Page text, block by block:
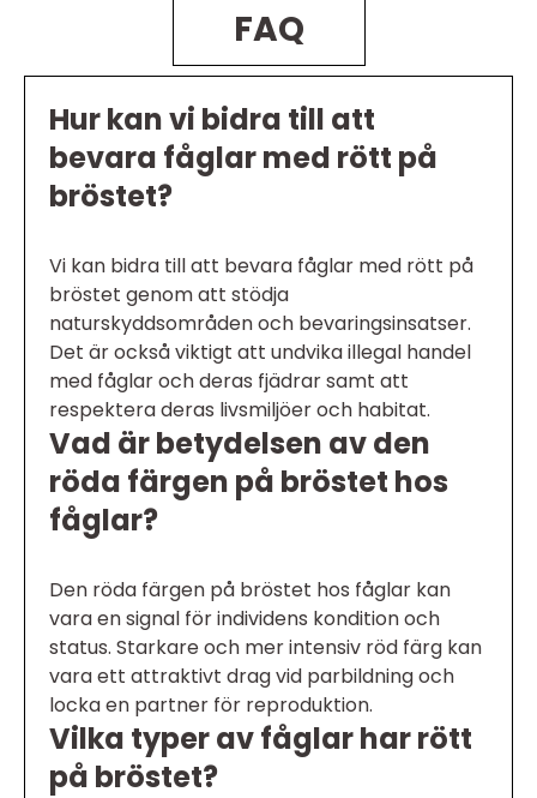
FAQ
Hur kan vi bidra till att
bevara fåglar med rött på
bröstet?
Vi kan bidra till att bevara fåglar med rött på
bröstet genom att stödja
naturskyddsområden och bevaringsinsatser.
Det är också viktigt att undvika illegal handel
med fåglar och deras fjädrar samt att
respektera deras livsmiljöer och habitat.
Vad är betydelsen av den
röda färgen på bröstet hos
fåglar?
Den röda färgen på bröstet hos fåglar kan
vara en signal för individens kondition och
status. Starkare och mer intensiv röd färg kan
vara ett attraktivt drag vid parbildning och
locka en partner för reproduktion.
Vilka typer av fåglar har rött
på bröstet?